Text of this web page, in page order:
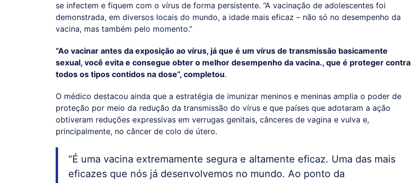
se infectem e fiquem com o vírus de forma persistente. “A vacinação de adolescentes foi
demonstrada, em diversos locais do mundo, a idade mais eficaz – não só no desempenho da
vacina, mas também pelo momento.”
“Ao vacinar antes da exposição ao vírus, já que é um vírus de transmissão basicamente
sexual, você evita e consegue obter o melhor desempenho da vacina., que é proteger contra
todos os tipos contidos na dose”, completou.
O médico destacou ainda que a estratégia de imunizar meninos e meninas amplia o poder de
proteção por meio da redução da transmissão do vírus e que países que adotaram a ação
obtiveram reduções expressivas em verrugas genitais, cânceres de vagina e vulva e,
principalmente, no câncer de colo de útero.
“É uma vacina extremamente segura e altamente eficaz. Uma das mais
eficazes que nós já desenvolvemos no mundo. Ao ponto da